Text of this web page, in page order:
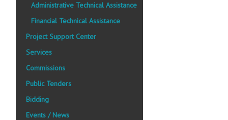
Administrative Technical Assistance
Financial Technical Assistance
Project Support Center
Services
Commissions
Public Tenders
Bidding
Events / News